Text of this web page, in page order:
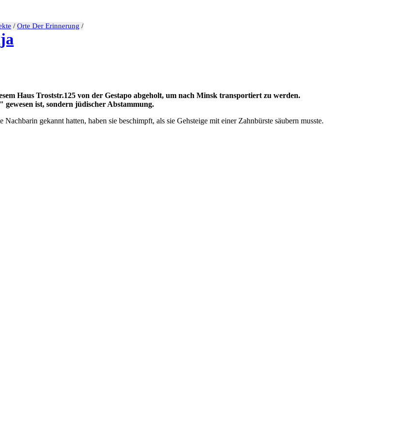
/ Orte Der Erinnerung /
Haus Troststr.125 von der Gestapo abgeholt, um nach Minsk transportiert zu werden.
ist, sondern jüdischer Abstammung.
gekannt hatten, haben sie beschimpft, als sie Gehsteige mit einer Zahnbürste säubern musste.